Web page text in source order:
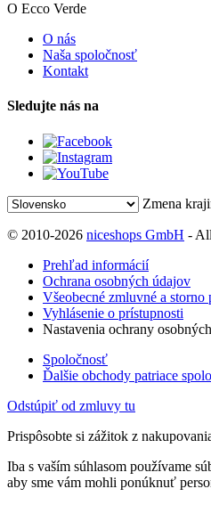
O Ecco Verde
O nás
Naša spoločnosť
Kontakt
Sledujte nás na
Zmena
© 2010-2026 niceshops GmbH -
Prehľad informácií
Ochrana osobných údajov
Všeobecné zmluvné a storno
Vyhlásenie o prístupnosti
Nastavenia ochrany
Spoločnosť
Ďalšie obchody patriace
Odstúpiť od zmluvy tu
Prispôsobte si zážitok z
Iba s vaším súhlasom používame
aby sme vám mohli ponúknuť